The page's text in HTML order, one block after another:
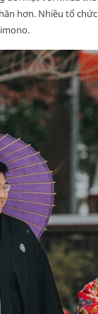
hơn. Nhiều tổ